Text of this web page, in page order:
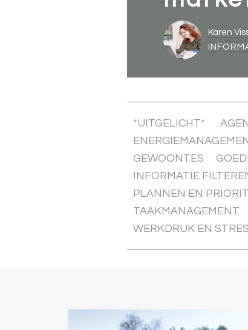
Karen
*UITGELICHT*
GEWOONTES
INFORMATIE
PLANNEN EN
TAAKMANAGEMENT
WERKDRUK EN